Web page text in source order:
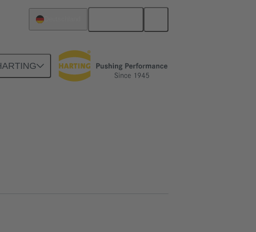
Motherboard-to-Daughtercard Verbindungen